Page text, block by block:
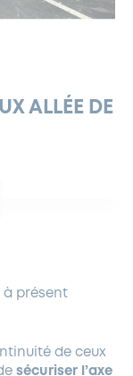
ALLÉE DE
à présent
de ceux
sécuriser l’axe